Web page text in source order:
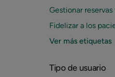
Gestionar
Fidelizar a los
Ver más etiquetas
Tipo de usuario